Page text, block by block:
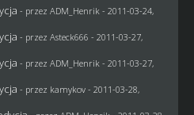
- przez ADM_Henrik - 2011-03-24,
- przez Asteck666 - 2011-03-27,
- przez ADM_Henrik - 2011-03-27,
- przez kamykov- 2011-03-28,